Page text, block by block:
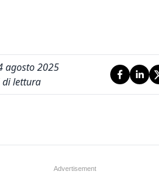
agosto 2025
di lettura